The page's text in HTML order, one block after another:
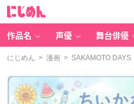
作品名 声優 舞台俳優
にじめん > 漫画 > SAKAMOTO DAYS